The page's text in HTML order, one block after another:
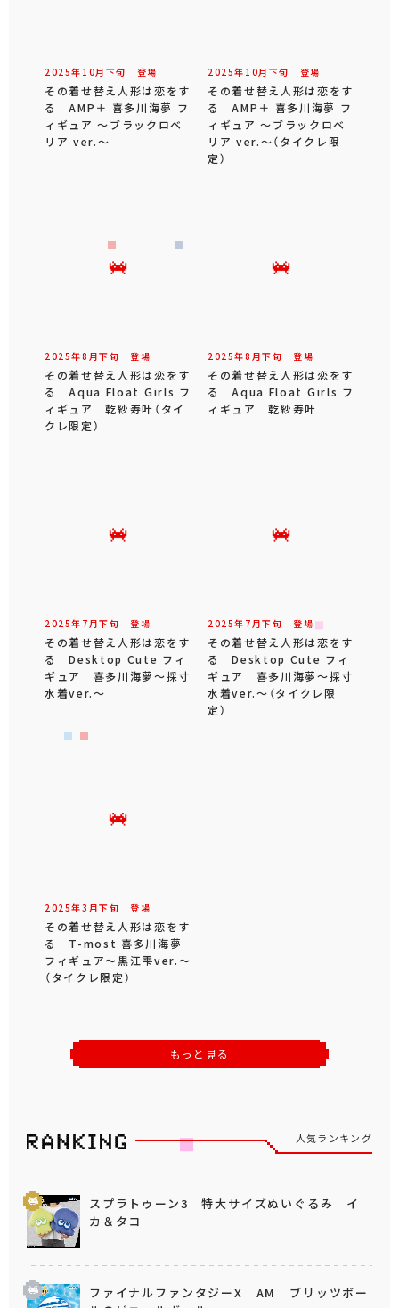
2025年 10月 下旬 登場
その着せ替え人形は恋をす
る AMP＋ 喜多川海夢 フ
ィギュア ～ブラックロベ
リア ver.～
2025年 10月 下旬 登場
その着せ替え人形は恋をす
る AMP＋ 喜多川海夢 フ
ィギュア ～ブラックロベ
リア ver.～（タイクレ限
定）
2025年8 月下旬 登場
その着せ替え人形は恋をす
る Aqua Float Girls フ
ィギュア 乾紗寿叶（タイ
クレ限定）
2025年8 月下旬 登場
その着せ替え人形は恋をす
る Aqua Float Girls フ
ィギュア 乾紗寿叶
2025年 7 月下旬 登場
その着せ替え人形は恋をす
る Desktop Cute フィ
ギュア 喜多川海夢～採寸
水着ver.～
2025年 7 月下旬 登場
その着せ替え人形は恋をす
る Desktop Cute フィ
ギュア 喜多川海夢～採寸
水着ver.～（タイクレ限
定）
2025年3 月下旬 登場
その着せ替え人形は恋をす
る T-most 喜多川海夢
フィギュア～黒江雫ver.～
（タイクレ限定）
もっと見る
人気ランキング
スプラトゥーン3 特大サイズぬいぐるみ イ
カ＆タコ
ファイナルファンタジーX AM ブリッツボー